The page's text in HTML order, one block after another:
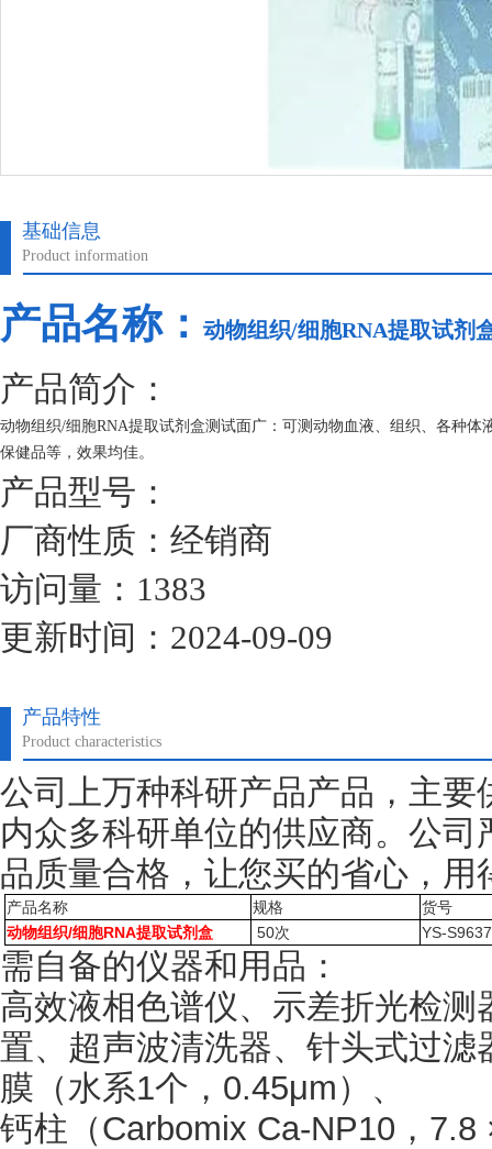
基础信息
Product information
产品名称： 动物组织/细胞RNA提取试剂
产品简介：
动物组织/细胞RNA提取试剂盒测试面广：可测动物血液、组织、各种
保健品等，效果均佳。
产品型号：
厂商性质：经销商
访问量：1383
更新时间：2024-09-09
产品特性
Product characteristics
公司上万种科研产品产品，主
内众多科研单位的供应商。公
品质量合格，让您买的省心，用
产品名称 规格
货号
动物组织/细胞RNA提取试剂盒
50次 YS-
需自备的仪器和用品：
高效液相色谱仪、示差折光检
置、超声波清洗器、针头式过滤
膜（水系1个，0.45μm）、
钙柱（Carbomix Ca-NP10，